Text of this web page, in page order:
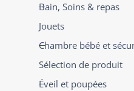
Bain, Soins & repas
Jouets
Chambre bébé et
Sélection de produit
Éveil et poupées